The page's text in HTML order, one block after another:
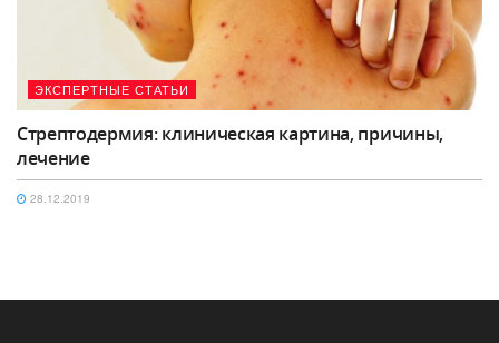
ЭКСПЕРТНЫЕ СТАТЬИ
Стрептодермия: клиническая картина, причины,
лечение
28.12.2019